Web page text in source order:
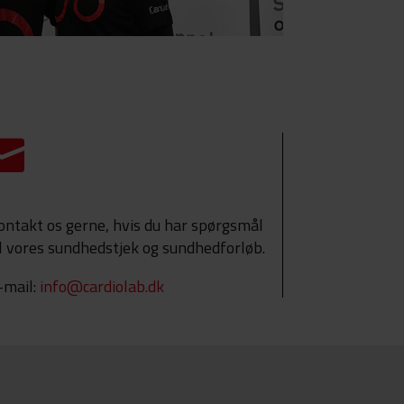
os gerne, hvis du har spørgsmål
sundhedstjek og sundhedforløb.
info@cardiolab.dk